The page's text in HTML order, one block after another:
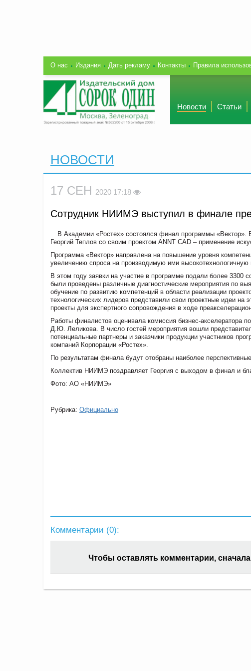
О нас Издания Дать рекламу Контакты Правила
Новости Статьи
НОВОСТИ
17 СЕН 2020 17:18
Сотрудник НИИМЭ выступил в финале
В Академии «Ростех» состоялся финал программы
Георгий Теплов со своим проектом ANNT CAD – применение
Программа «Вектор» направлена на повышение уровня
увеличению спроса на производимую ими высокотехнологичную
В этом году заявки на участие в программе подали более 3300
были проведены различные диагностические мероприятия по
обучение по развитию компетенций в области реализации
технологических лидеров представили свои проектные идеи
проекты для экспертного сопровождения в ходе
Работы финалистов оценивала комиссия бизнес-акселератора
Д.Ю. Леликова. В число гостей мероприятия вошли
потенциальные партнеры и заказчики продукции участников
компаний Корпорации «Ростех».
По результатам финала будут отобраны наиболее
Коллектив НИИМЭ поздравляет Георгия с выходом в финал и
Фото: АО «НИИМЭ»
Рубрика: Официально
Комментарии (0):
Чтобы оставлять комментарии, сначала